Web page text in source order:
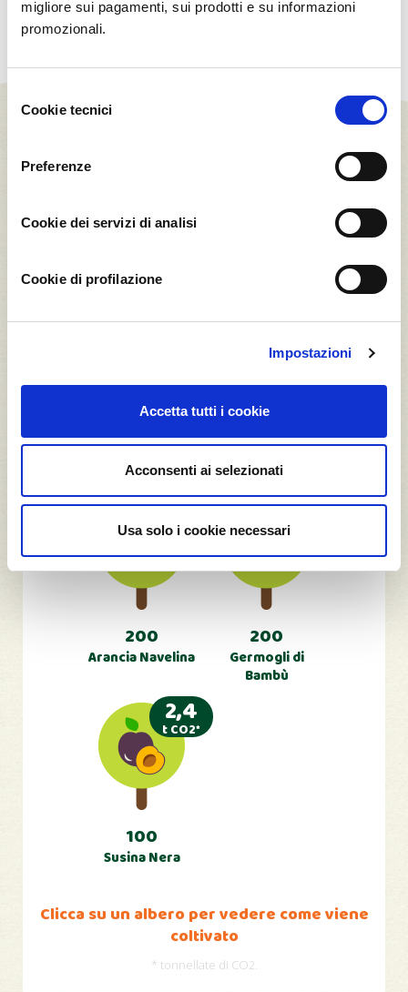
migliore sui pagamenti, sui prodotti e su informazioni
promozionali.
delCookie tecnici
Preferenze
Cookie dei servizi di analisi
Cookie di profilazione
Impostazioni
Accetta tutti i cookie
Acconsenti ai selezionati
Usa solo i cookie necessari
44,1
100
Toscana
30
100
Nebrodi
14
t CO2*
200
Arancia Navelina
0,428
t CO2*
200
Germogli di
Bambù
2,4
t CO2*
100
Susina Nera
Clicca su un albero per vedere come viene
coltivato
* tonnellate di CO2.